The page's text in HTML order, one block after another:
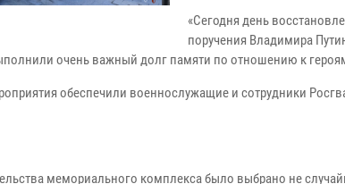
«Сегодня день
поручения Владимира
очень важный долг памяти по отношению к
обеспечили военнослужащие и сотрудники
мемориального комплекса было выбрано не